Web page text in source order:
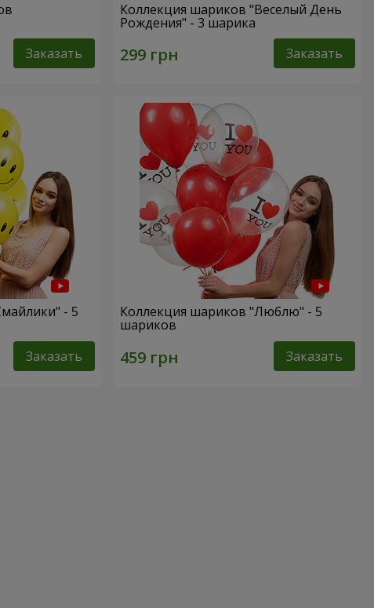
Заказать
Коллекция шариков "Веселый День
Рождения" - 3 шарика
Заказать
- 5
Заказать
Коллекция шариков "Люблю" - 5
шариков
Заказать